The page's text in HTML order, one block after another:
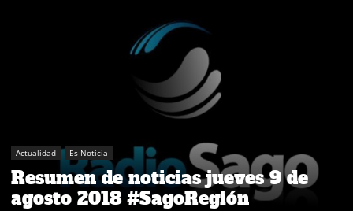
Actualidad Es Noticia
Resumen de noticias jueves 9 de
agosto 2018 #SagoRegión